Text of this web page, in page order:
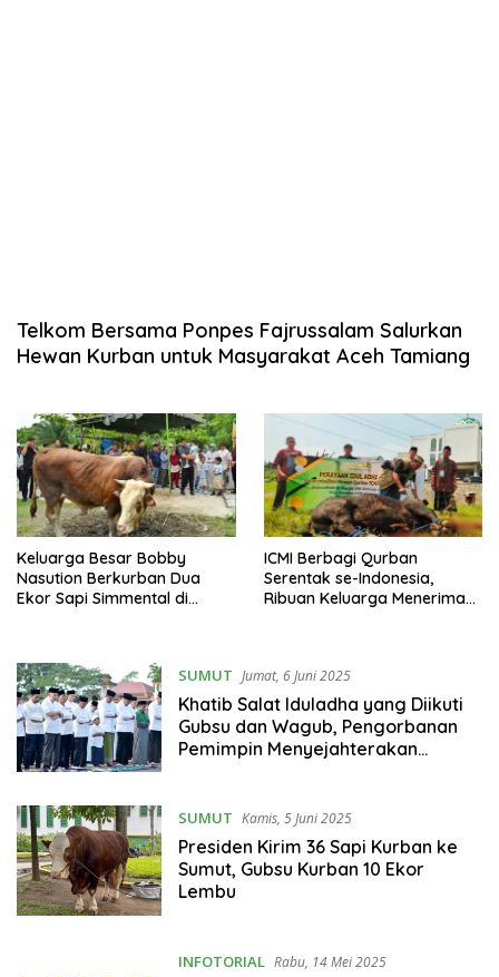
Telkom Bersama Ponpes Fajrussalam Salurkan
Hewan Kurban untuk Masyarakat Aceh Tamiang
Keluarga Besar Bobby
Nasution Berkurban Dua
Ekor Sapi Simmental di
ICMI Berbagi Qurban
Serentak se-Indonesia,
Ribuan Keluarga Menerima
SUMUT Jumat, 6 Juni 2025
Khatib Salat Iduladha yang Diikuti
Gubsu dan Wagub, Pengorbanan
Pemimpin Menyejahterakan
SUMUT Kamis, 5 Juni 2025
Presiden Kirim 36 Sapi Kurban ke
Sumut, Gubsu Kurban 10 Ekor
Lembu
INFOTORIAL Rabu, 14 Mei 2025